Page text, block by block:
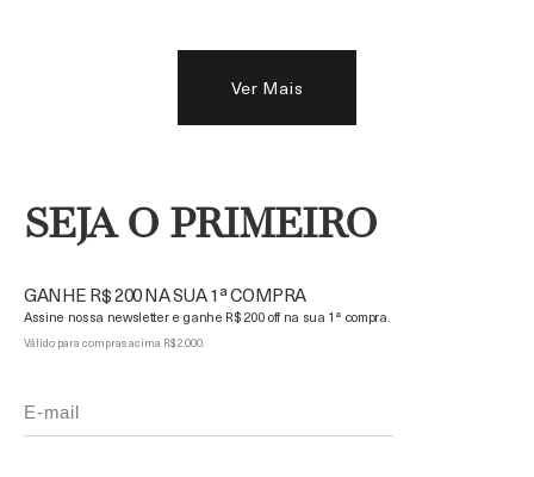
Ver Mais
SEJA O PRIMEIRO
GANHE R$ 200 NA SUA 1ª COMPRA
Assine nossa newsletter e ganhe R$ 200 off na sua 1ª compra.
Válido para compras acima R$ 2.000.